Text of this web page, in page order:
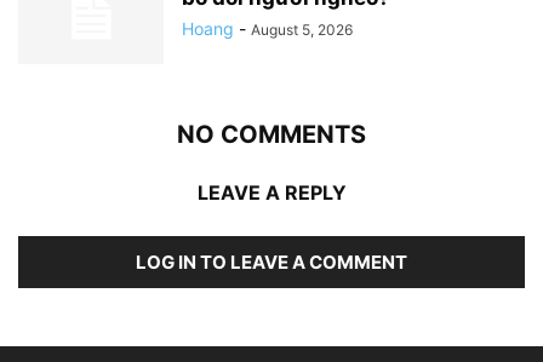
Hoang - August 5, 2026
NO COMMENTS
LEAVE A REPLY
LOG IN TO LEAVE A COMMENT